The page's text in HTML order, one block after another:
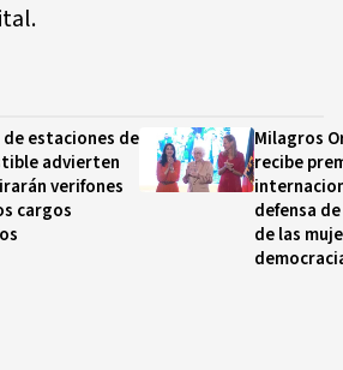
de estaciones de
advierten
verifones
cargos
Milagros
recibe
defensa
de las